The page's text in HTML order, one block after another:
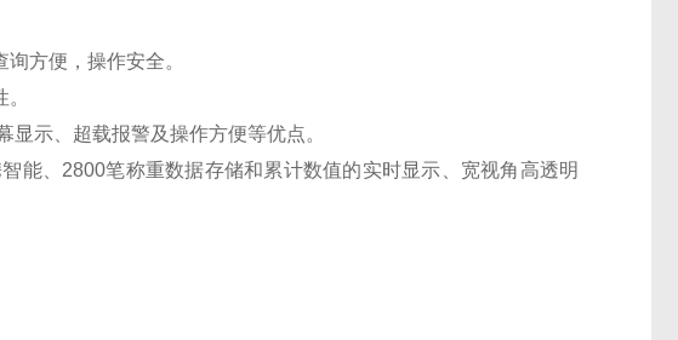
方便，操作安全。
显示、超载报警及操作方便等优点。
能、2800笔称重数据存储和累计数值的实时显示、宽视角高透明